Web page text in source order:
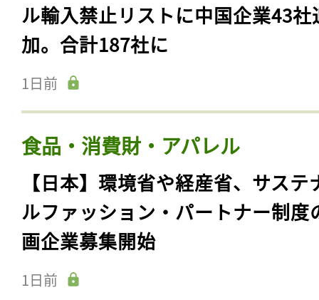
ル輸入禁止リストに中国企業43社
加。合計187社に
1日前
食品・消費財・アパレル
【日本】環境省や経産省、サステ
ルファッション・パートナー制度
画企業募集開始
1日前